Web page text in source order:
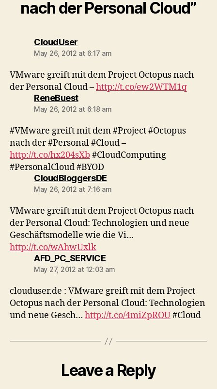
nach der Personal Cloud”
CloudUsersays:
May 26, 2012 at 6:17 am
VMware greift mit dem Project Octopus nach
der Personal Cloud –http://t.co/ew2WTM1q
ReneBuestsays:
May 26, 2012 at 6:18 am
#VMware greift mit dem #Project #Octopus
nach der #Personal #Cloud –
http://t.co/hx204sXb #CloudComputing
#PersonalCloud #BYOD
CloudBloggersDEsays:
May 26, 2012 at 7:16 am
VMware greift mit dem Project Octopus nach
der Personal Cloud: Technologien und neue
Geschäftsmodelle wie die Vi…
http://t.co/wAhwUxlk
AFD_PC_SERVICEsays:
May 27, 2012 at 12:03 am
clouduser.de : VMware greift mit dem Project
Octopus nach der Personal Cloud: Technologien
und neue Gesch… http://t.co/4miZpROU#Cloud
Leave a Reply